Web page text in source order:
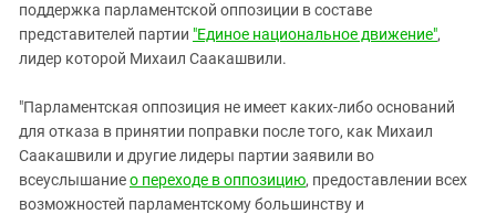
поддержка парламентской оппозиции в составе
представителей партии "Единое национальное движение",
лидер которой Михаил Саакашвили.
"Парламентская оппозиция не имеет каких-либо оснований
для отказа в принятии поправки после того, как Михаил
Саакашвили и другие лидеры партии заявили во
всеуслышаниео переходе в оппозицию, предоставлении всех
возможностей парламентскому большинству и